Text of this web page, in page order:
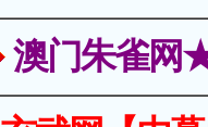
澳门朱雀网